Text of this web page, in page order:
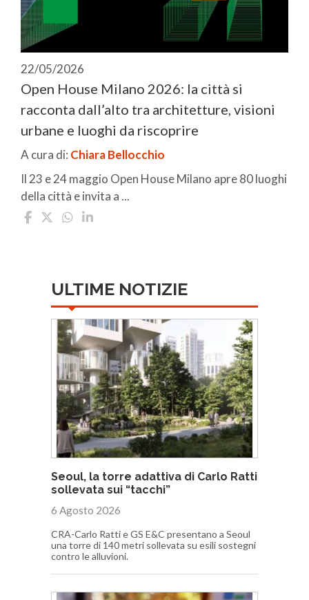
22/05/2026
Open House Milano 2026: la città si
racconta dall’alto tra architetture, visioni
urbane e luoghi da riscoprire
A cura di: Chiara Bellocchio
Il 23 e 24 maggio Open House Milano apre 80 luoghi
della città e invita a ...
ULTIME NOTIZIE
Seoul, la torre adattiva di Carlo Ratti
sollevata sui “tacchi”
6 Agosto 2026
CRA-Carlo Ratti e GS E&C presentano a Seoul
una torre di 140 metri sollevata su esili sostegni
contro le alluvioni.